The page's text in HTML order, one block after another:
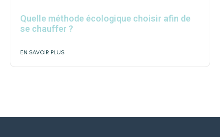
Quelle méthode écologique choisir afin de
se chauffer ?
EN SAVOIR PLUS